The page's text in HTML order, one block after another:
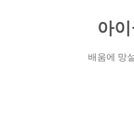
아
배움에 망